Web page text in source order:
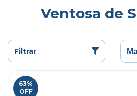
Ventosa de
Filtrar
63%
OFF